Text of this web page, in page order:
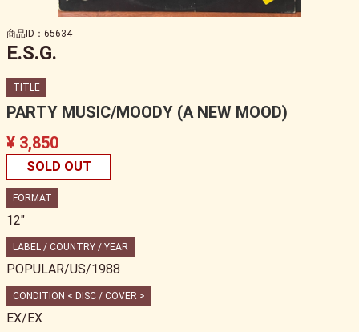
商品ID：65634
E.S.G.
TITLE
PARTY MUSIC/MOODY (A NEW MOOD)
¥ 3,850
SOLD OUT
FORMAT
12"
LABEL / COUNTRY / YEAR
POPULAR/US/1988
CONDITION < DISC / COVER >
EX/EX